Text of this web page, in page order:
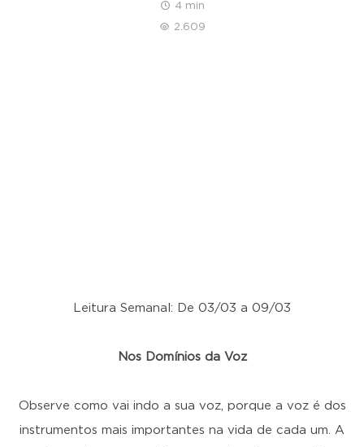
4 min
2.609
Leitura Semanal: De 03/03 a 09/03
Nos Domínios da Voz
Observe como vai indo a sua voz, porque a voz é dos
instrumentos mais importantes na vida de cada um. A